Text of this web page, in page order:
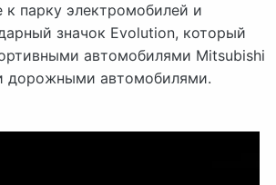
к парку электромобилей и
значок Evolution, который
автомобилями Mitsubishi
дорожными автомобилями.